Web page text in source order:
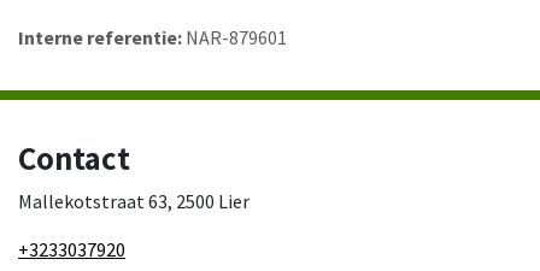
Interne referentie: NAR-879601
Contact
Mallekotstraat 63, 2500 Lier
+3233037920